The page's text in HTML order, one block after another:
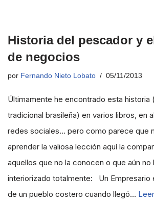
Historia del pescador y
de negocios
por Fernando Nieto Lobato 05/11/2013
Últimamente he encontrado esta historia
tradicional brasileña) en varios libros, en
redes sociales… pero como parece que
aprender la valiosa lección aquí la
aquellos que no la conocen o que aún no
interiorizado totalmente: Un Empresario
de un pueblo costero cuando llegó…